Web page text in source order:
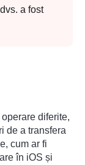
a fost
diferite,
de a transfera
cum ar fi
în iOS și